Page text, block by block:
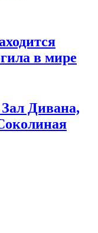
в мире
Дивана,